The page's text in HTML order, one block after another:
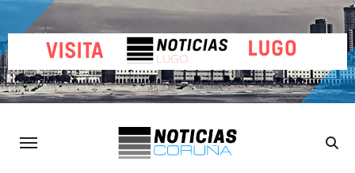
al
contenido